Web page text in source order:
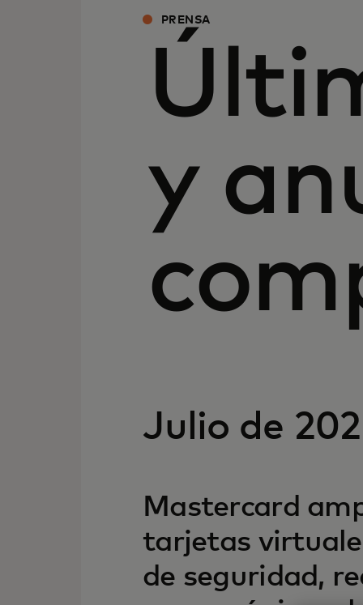
PRENSA
y
Julio de
Mastercard
tarjetas
de seguridad,